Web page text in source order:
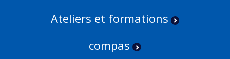
Ateliers et formations
compas